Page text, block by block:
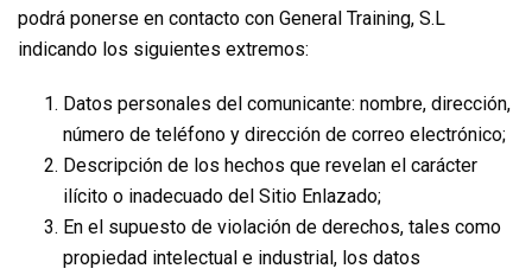
podrá ponerse en contacto con General Training, S.L
indicando los siguientes extremos:
Datos personales del comunicante: nombre, dirección,
número de teléfono y dirección de correo electrónico;
Descripción de los hechos que revelan el carácter
ilícito o inadecuado del Sitio Enlazado;
En el supuesto de violación de derechos, tales como
propiedad intelectual e industrial, los datos